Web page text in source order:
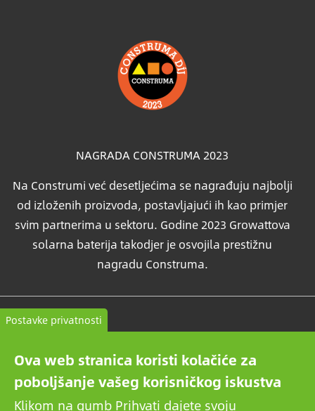
NAGRADA CONSTRUMA 2023
Na Construmi već desetljećima se nagrađuju najbolji
od izloženih proizvoda, postavljajući ih kao primjer
svim partnerima u sektoru. Godine 2023 Growattova
solarna baterija takodjer je osvojila prestižnu
nagradu Construma.
Kontakt
Politika privatnosti
Postavke privatnosti
Ova web stranica koristi kolačiće za
poboljšanje vašeg korisničkog iskustva
Klikom na gumb Prihvati dajete svoju